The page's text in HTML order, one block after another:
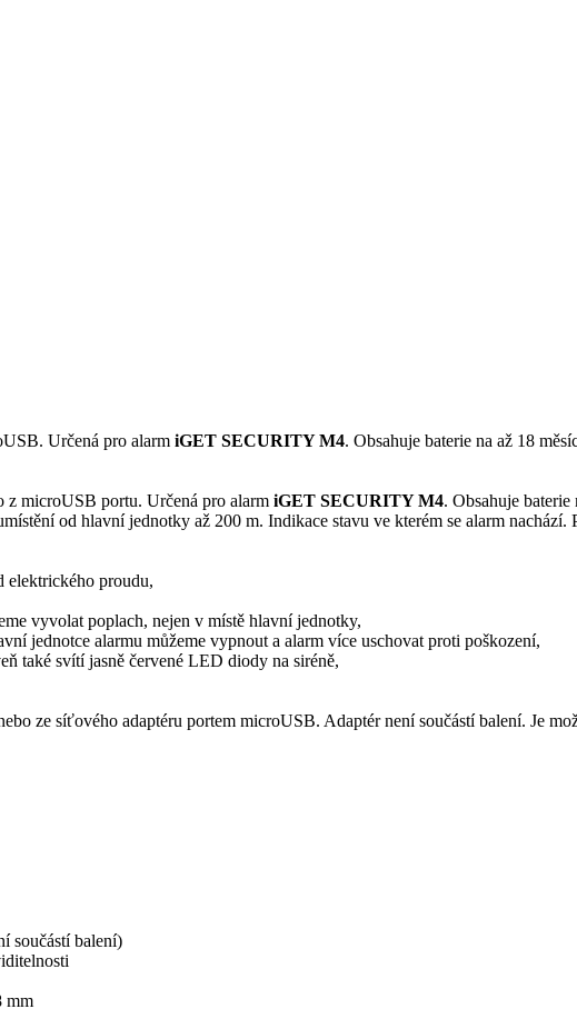
Určená pro alarm iGET SECURITY M4. Obsahuje baterie na až 18
z microUSB portu. Určená pro alarm iGET SECURITY M4. Obsahuje
od hlavní jednotky až 200 m. Indikace stavu ve kterém se alarm
proudu,
vyvolat poplach, nejen v místě hlavní jednotky,
jednotce alarmu můžeme vypnout a alarm více uschovat proti poškození,
také svítí jasně červené LED diody na siréně,
ze síťového adaptéru portem microUSB. Adaptér není součástí balení. Je
součástí balení)
mm